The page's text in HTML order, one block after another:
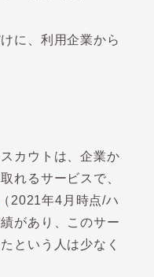
に、利用企業から
カウトは、企業か
れるサービスで、
（2021年4月時点/ハ
があり、このサー
という人は少なく